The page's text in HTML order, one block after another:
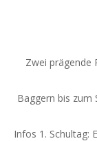
Zwei prägende
Baggern bis zum
Infos 1. Schultag: